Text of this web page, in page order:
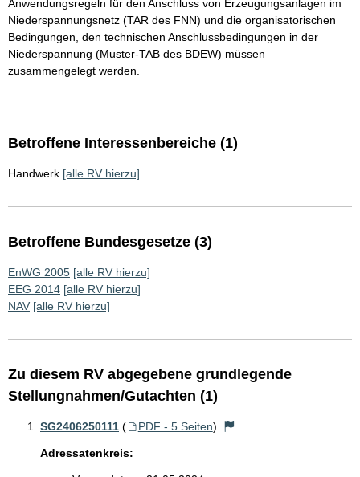
Anwendungsregeln für den Anschluss von Erzeugungsanlagen im
Niederspannungsnetz (TAR des FNN) und die organisatorischen
Bedingungen, den technischen Anschlussbedingungen in der
Niederspannung (Muster-TAB des BDEW) müssen
zusammengelegt werden.
Betroffene Interessenbereiche (1)
Handwerk [alle RV hierzu]
Betroffene Bundesgesetze (3)
EnWG 2005 [alle RV hierzu]
EEG 2014 [alle RV hierzu]
NAV [alle RV hierzu]
Zu diesem RV abgegebene grundlegende
Stellungnahmen/Gutachten (1)
SG2406250111 ( PDF - 5 Seiten)
Adressatenkreis: